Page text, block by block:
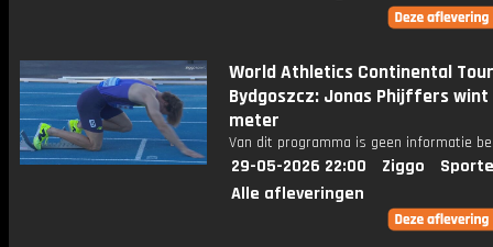
World Athletics Continental
Bydgoszcz: Jonas Phijffers
meter
Van dit programma is geen informatie
29-05-2026 22:00 Ziggo
Alle afleveringen